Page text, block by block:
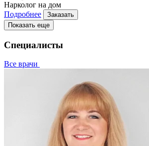
Нарколог на дом
Подробнее
Заказать
Показать еще
Специалисты
Все врачи